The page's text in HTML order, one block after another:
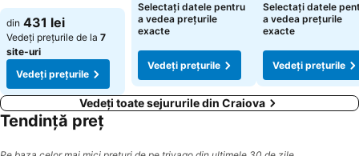
din 431 lei
Vedeți prețurile de la 7
site-uri
Vedeți prețurile
Selectați datele pentru
a vedea prețurile
exacte
Vedeți prețurile
Selectați datele
a vedea prețurile
exacte
Vedeți prețurile
Vedeți toate sejururile din Craiova
Tendință preț